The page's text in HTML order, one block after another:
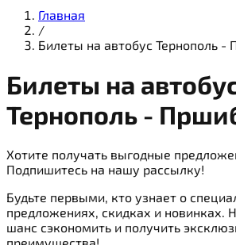
Главная
/
Билеты на автобус Тернополь -
Билеты на
Тернополь -
Хотите получать выгодные
Подпишитесь на нашу рассылку!
Будьте первыми, кто узнает о
предложениях, скидках и новинках.
шанс сэкономить и получить
преимущества!